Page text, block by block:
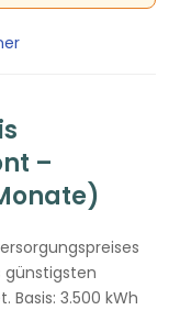
–
günstigsten
3.500 kWh